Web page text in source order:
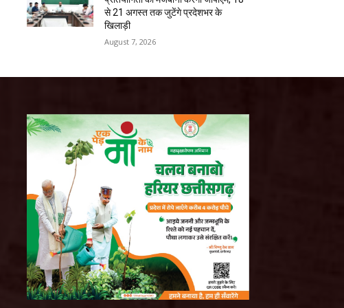
से 21 अगस्त तक जुटेंगे प्रदेशभर के
खिलाड़ी
August 7, 2026